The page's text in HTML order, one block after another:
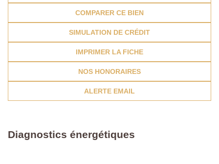
COMPARER CE BIEN
SIMULATION DE CRÉDIT
IMPRIMER LA FICHE
NOS HONORAIRES
ALERTE EMAIL
Diagnostics énergétiques